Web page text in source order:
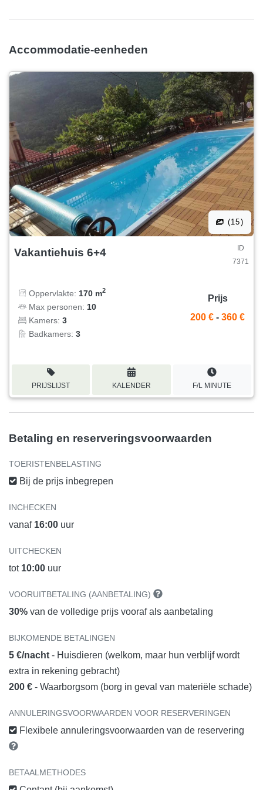
Accommodatie-eenheden
(15)
Vakantiehuis 6+4
ID
7371
Oppervlakte: 170 m2
Max personen: 10
Kamers: 3
Badkamers: 3
Prijs
200 € - 360 €
PRIJSLIJST KALENDER F/L MINUTE
Betaling en reserveringsvoorwaarden
TOERISTENBELASTING
Bij de prijs inbegrepen
INCHECKEN
vanaf 16:00 uur
UITCHECKEN
tot 10:00 uur
VOORUITBETALING (AANBETALING)
30% van de volledige prijs vooraf als aanbetaling
BIJKOMENDE BETALINGEN
5 €/nacht - Huisdieren (welkom, maar hun verblijf wordt
extra in rekening gebracht)
200 € - Waarborgsom (borg in geval van materiële schade)
ANNULERINGSVOORWAARDEN VOOR RESERVERINGEN
Flexibele annuleringsvoorwaarden van de reservering
BETAALMETHODES